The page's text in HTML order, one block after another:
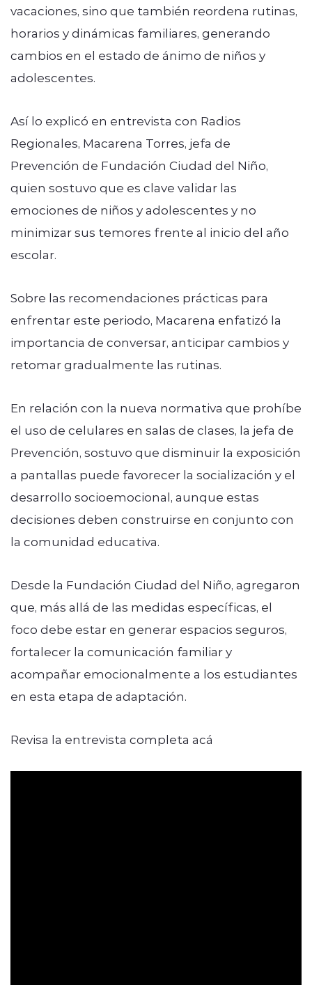
vacaciones, sino que también reordena rutinas,
horarios y dinámicas familiares, generando
cambios en el estado de ánimo de niños y
adolescentes.
Así lo explicó en entrevista con Radios
Regionales, Macarena Torres, jefa de
Prevención de Fundación Ciudad del Niño,
quien sostuvo que es clave validar las
emociones de niños y adolescentes y no
minimizar sus temores frente al inicio del año
escolar.
Sobre las recomendaciones prácticas para
enfrentar este periodo, Macarena enfatizó la
importancia de conversar, anticipar cambios y
retomar gradualmente las rutinas.
En relación con la nueva normativa que prohíbe
el uso de celulares en salas de clases, la jefa de
Prevención, sostuvo que disminuir la exposición
a pantallas puede favorecer la socialización y el
desarrollo socioemocional, aunque estas
decisiones deben construirse en conjunto con
la comunidad educativa.
Desde la Fundación Ciudad del Niño, agregaron
que, más allá de las medidas específicas, el
foco debe estar en generar espacios seguros,
fortalecer la comunicación familiar y
acompañar emocionalmente a los estudiantes
en esta etapa de adaptación.
Revisa la entrevista completa acá